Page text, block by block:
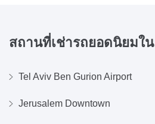
สถานที่เช่ารถยอดนิยมใน
Tel Aviv Ben Gurion Airport
Jerusalem Downtown